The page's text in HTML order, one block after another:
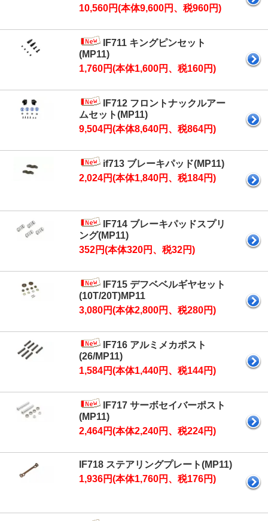
10,560円(本体9,600円、税960円)
IF711 キングピンセット
(MP11)
1,760円(本体1,600円、税160円)
IF712 フロントナックルアー
ムセット(MP11)
9,504円(本体8,640円、税864円)
if713 ブレーキパッド(MP11)
2,024円(本体1,840円、税184円)
IF714 ブレーキパッドスプリ
ング(MP11)
352円(本体320円、税32円)
IF715 デフベベルギヤセット
(10T/20T)MP11
3,080円(本体2,800円、税280円)
IF716 アルミメカポスト
(26/MP11)
1,584円(本体1,440円、税144円)
IF717 サーボセイバーポスト
(MP11)
2,464円(本体2,240円、税224円)
IF718 ステアリングプレート(MP11)
1,936円(本体1,760円、税176円)